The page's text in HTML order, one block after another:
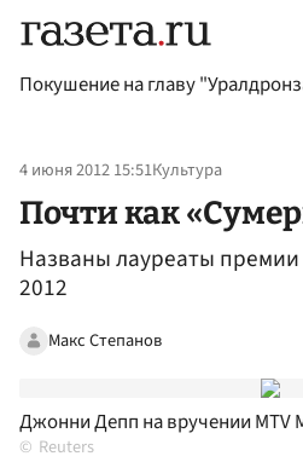
Покушение на главу
4 июня 2012 15:51Культура
Почти как
Названы лауреаты премии
2012
Макс Степанов
Джонни Депп на вручении MTV
Reuters